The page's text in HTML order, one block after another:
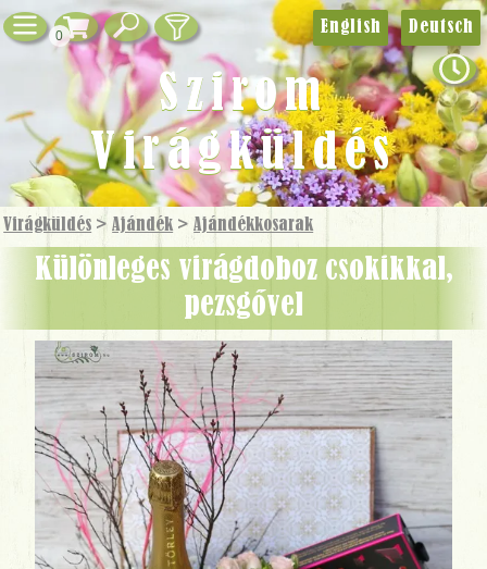
0
Virágküldés >Ajándék >Ajándék­kosarak
Különleges virágdoboz csokikkal,
pezsgővel
English Deutsch
Szirom
Virágküldés